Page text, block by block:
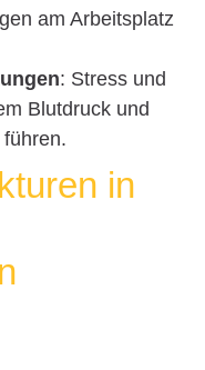
am Arbeitsplatz
: Stress und
Blutdruck und
in